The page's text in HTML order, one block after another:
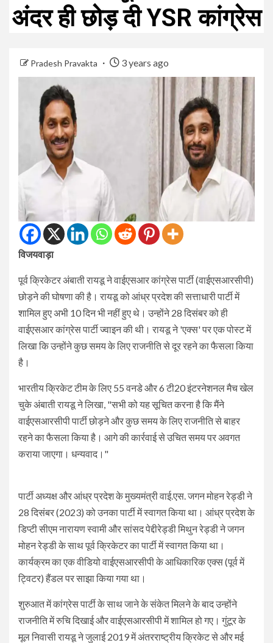
अंदर ही छोड़ दी YSR कांग्रेस
Pradesh Pravakta 3 years ago
विजयवाड़ा
पूर्व क्रिकेटर अंबाती रायडू ने वाईएसआर कांग्रेस पार्टी (वाईएसआरसीपी)
छोड़ने की घोषणा की है। रायडू को आंध्र प्रदेश की सत्ताधारी पार्टी में
शामिल हुए अभी 10 दिन भी नहीं हुए थे। उन्होंने 28 दिसंबर को ही
वाईएसआर कांग्रेस पार्टी ज्वाइन की थी। रायडू ने 'एक्स' पर एक पोस्ट में
लिखा कि उन्होंने कुछ समय के लिए राजनीति से दूर रहने का फैसला किया
है।
भारतीय क्रिकेट टीम के लिए 55 वनडे और 6 टी20 इंटरनेशनल मैच खेल
चुके अंबाती रायडू ने लिखा, "सभी को यह सूचित करना है कि मैंने
वाईएसआरसीपी पार्टी छोड़ने और कुछ समय के लिए राजनीति से बाहर
रहने का फैसला किया है। आगे की कार्रवाई से उचित समय पर अवगत
कराया जाएगा। धन्यवाद।"
पार्टी अध्यक्ष और आंध्र प्रदेश के मुख्यमंत्री वाई.एस. जगन मोहन रेड्डी ने
28 दिसंबर (2023) को उनका पार्टी में स्वागत किया था। आंध्र प्रदेश के
डिप्टी सीएम नारायण स्वामी और सांसद पेद्दीरेड्डी मिथुन रेड्डी ने जगन
मोहन रेड्डी के साथ पूर्व क्रिकेटर का पार्टी में स्वागत किया था।
कार्यक्रम का एक वीडियो वाईएसआरसीपी के आधिकारिक एक्स (पूर्व में
ट्विटर) हैंडल पर साझा किया गया था।
शुरुआत में कांग्रेस पार्टी के साथ जाने के संकेत मिलने के बाद उन्होंने
राजनीति में रुचि दिखाई और वाईएसआरसीपी में शामिल हो गए। गुंटूर के
मूल निवासी रायडू ने जुलाई 2019 में अंतरराष्ट्रीय क्रिकेट से और मई